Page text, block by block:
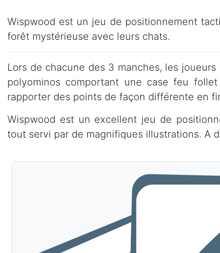
Wispwood est un jeu de positionnement
forêt mystérieuse avec leurs chats.
Lors de chacune des 3 manches, les
polyominos comportant une case feu
rapporter des points de façon différente en
Wispwood est un excellent jeu de
tout servi par de magnifiques illustrations. A